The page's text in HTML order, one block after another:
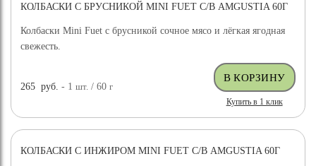
КОЛБАСКИ С БРУСНИКОЙ MINI FUET С/В AMGUSTIA 60Г
Колбаски Mini Fuet с брусникой сочное мясо и лёгкая ягодная
свежесть.
265 руб. - 1шт. / 60г
Купить в 1 клик
КОЛБАСКИ С ИНЖИРОМ MINI FUET С/В AMGUSTIA 60Г